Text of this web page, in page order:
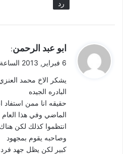
رد
ي
ق
ل
ابو عبد الرحمن:
6 فبراير, 2013 الساعة 8:36 م
يشكر الاخ محمد
البادره الجيده
حقيقه انا ممن استفاد
الماضي وفي هذا العام
انتظموا كذلك لكن
وصاحبه يقوم بمجهود
كبير لكن يظل جهد